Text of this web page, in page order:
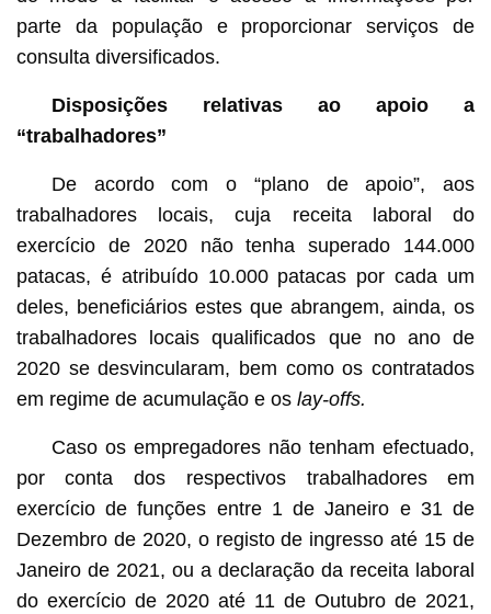
parte da população e proporcionar serviços de
consulta diversificados.
Disposições relativas ao apoio a
“trabalhadores”
De acordo com o “plano de apoio”, aos
trabalhadores locais, cuja receita laboral do
exercício de 2020 não tenha superado 144.000
patacas, é atribuído 10.000 patacas por cada um
deles, beneficiários estes que abrangem, ainda, os
trabalhadores locais qualificados que no ano de
2020 se desvincularam, bem como os contratados
em regime de acumulação e os lay-offs.
Caso os empregadores não tenham efectuado,
por conta dos respectivos trabalhadores em
exercício de funções entre 1 de Janeiro e 31 de
Dezembro de 2020, o registo de ingresso até 15 de
Janeiro de 2021, ou a declaração da receita laboral
do exercício de 2020 até 11 de Outubro de 2021,